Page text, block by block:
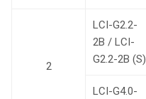
2
LCI-G2.2-
2B / LCI-
G2.2-2B (S)
LCI-G4.0-